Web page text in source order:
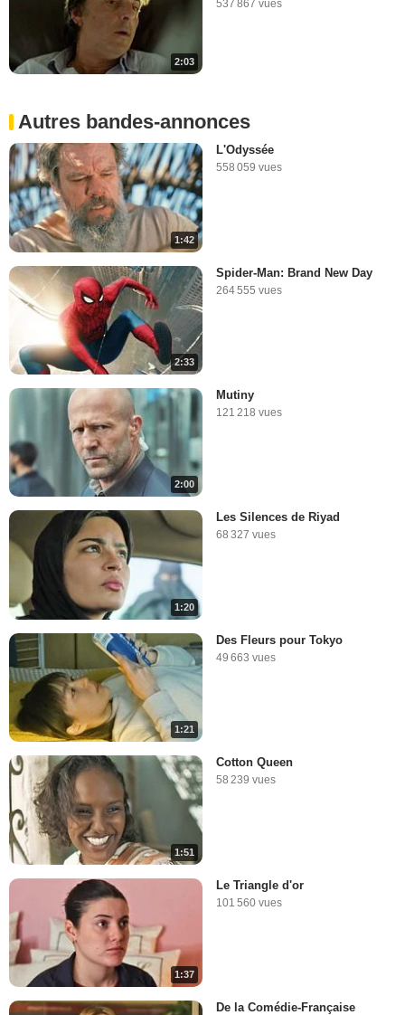
2:03
537 867 vues
Autres bandes-annonces
1:42
L'Odyssée
558 059 vues
2:33
Spider-Man: Brand New Day
264 555 vues
2:00
Mutiny
121 218 vues
1:20
Les Silences de Riyad
68 327 vues
1:21
Des Fleurs pour Tokyo
49 663 vues
1:51
Cotton Queen
58 239 vues
1:37
Le Triangle d'or
101 560 vues
De la Comédie-Française